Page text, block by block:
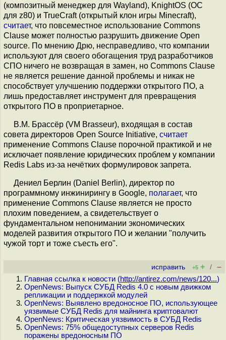
(композитный менеджер для Wayland), KnightOS (ОС
для z80) и TrueCraft (открытый клон игры Minecraft),
считает, что повсеместное использование Commons
Clause может полностью разрушить движение Open
source. По мнению Дрю, несправедливо, что компании
используют для своего обогащения труд разработчиков
СПО ничего не возвращая в замен, но Commons Clause
не является решение данной проблемы и никак не
способствует улучшению поддержки открытого ПО, а
лишь предоставляет инструмент для превращения
открытого ПО в проприетарное.
В.М. Брассёр (VM Brasseur), входящая в состав
совета директоров Open Source Initiative, считает
применение Commons Clause порочной практикой и не
исключает появление юридических проблем у компании
Redis Labs из-за нечётких формулировок запрета.
Дениел Берлин (Daniel Berlin), директор по
программному инжинирингу в Google, полагает, что
применение Commons Clause является не просто
плохим поведением, а свидетельствует о
фундаментальном непонимании экономических
моделей развития открытого ПО и желании "получить
чужой торт и тоже съесть его".
исправить +5 + / –
Главная ссылка к новости (http://antirez.com/news/120...)
OpenNews: Выпуск СУБД Redis 4.0 с новым движком
репликации и поддержкой модулей
OpenNews: Выявлено вредоносное ПО, использующее
уязвимые СУБД Redis для майнинга криптовалют
OpenNews: Критическая уязвимость в СУБД Redis
OpenNews: 75% общедоступных серверов Redis
поражены вредоносным ПО